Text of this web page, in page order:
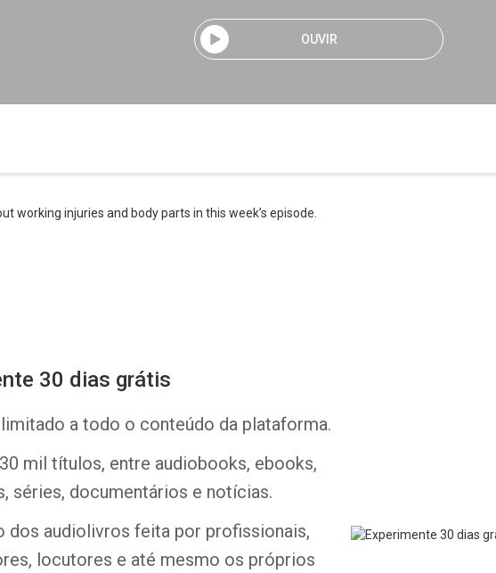
OUVIR
working injuries and body parts in this week’s episode.
30 dias grátis
a todo o conteúdo da plataforma.
mil títulos, entre audiobooks, ebooks,
séries, documentários e notícias.
dos audiolivros feita por profissionais,
locutores e até mesmo os próprios